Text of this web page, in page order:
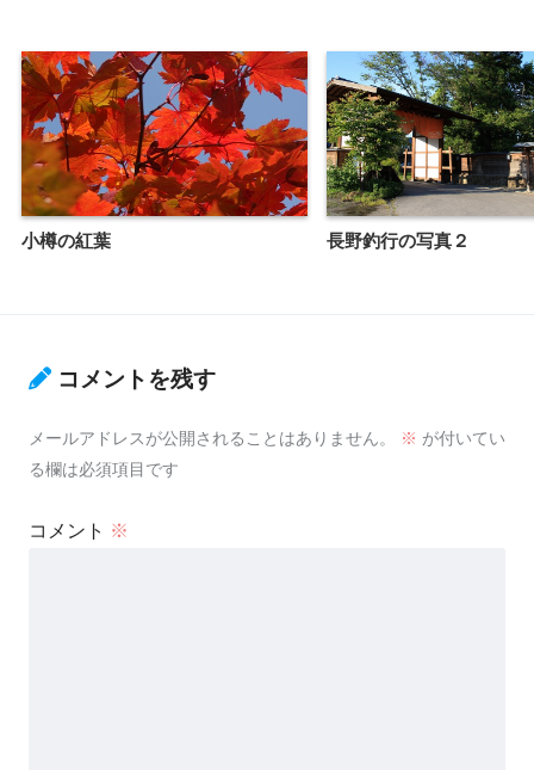
小樽の紅葉 長野釣行の写真２
コメントを残す
メールアドレスが公開されることはありません。 ※ が付いてい
る欄は必須項目です
コメント ※